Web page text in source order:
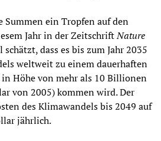
Summen ein Tropfen auf den
Jahr in der ZeitschriftNature
dass es bis zum Jahr 2035
weltweit zu einem dauerhaften
Höhe von mehr als 10 Billionen
von 2005) kommen wird. Der
des Klimawandels bis 2049 auf
jährlich.